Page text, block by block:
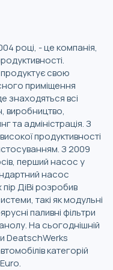
році, - це компанія,
продуктує свою
приміщення
знаходяться всі
виробництво,
та адміністрація. З
продуктивності
З 2009
перший насос у
насос
ДіВі розробив
такі як модульні
паливні фільтри
На сьогоднішній
DeatschWerks
категорій